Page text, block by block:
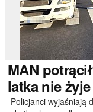
MAN
latka nie żyje
Policjanci wyjaśniają